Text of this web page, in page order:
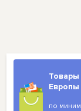
Европы
по